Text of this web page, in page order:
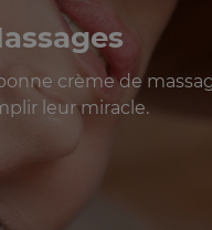
crème de
leur miracle.